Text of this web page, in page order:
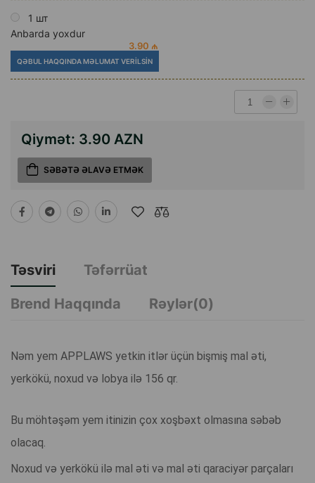
1 шт
Anbarda yoxdur
3.90 ₼
QƏBUL HAQQINDA MƏLUMAT VERILSIN
Qiymət: 3.90 AZN
SƏBƏTƏ ƏLAVƏ ETMƏK
Təsviri
Təfərrüat
Brend Haqqında
Rəylər(0)
Nəm yem APPLAWS yetkin itlər üçün bişmiş mal əti,
yerkökü, noxud və lobya ilə 156 qr.
Bu möhtəşəm yem itinizin çox xoşbəxt olmasına səbəb
olacaq.
Noxud və yerkökü ilə mal əti və mal əti qaraciyər parçaları